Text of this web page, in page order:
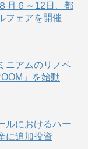
月６～12日、都
フェアを開催
ニアムのリノベ
」を始動
ルにおけるハー
に追加投資